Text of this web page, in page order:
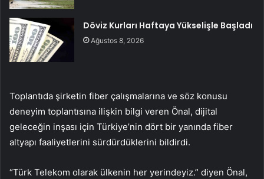
Döviz Kurları Haftaya Yükselişle Başladı
Ağustos 8, 2026
Toplantıda şirketin fiber çalışmalarına ve söz konusu
deneyim toplantısına ilişkin bilgi veren Önal, dijital
geleceğin inşası için Türkiye’nin dört bir yanında fiber
altyapı faaliyetlerini sürdürdüklerini bildirdi.
“Türk Telekom olarak ülkenin her yerindeyiz.” diyen Önal,